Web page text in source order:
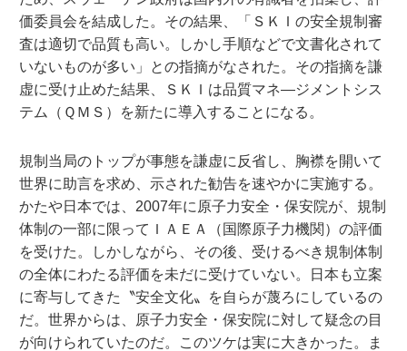
価委員会を結成した。その結果、「ＳＫＩの安全規制審
査は適切で品質も高い。しかし手順などで文書化されて
いないものが多い」との指摘がなされた。その指摘を謙
虚に受け止めた結果、ＳＫＩは品質マネ―ジメントシス
テム（ＱＭＳ）を新たに導入することになる。
規制当局のトップが事態を謙虚に反省し、胸襟を開いて
世界に助言を求め、示された勧告を速やかに実施する。
かたや日本では、2007年に原子力安全・保安院が、規制
体制の一部に限ってＩＡＥＡ（国際原子力機関）の評価
を受けた。しかしながら、その後、受けるべき規制体制
の全体にわたる評価を未だに受けていない。日本も立案
に寄与してきた〝安全文化〟を自らが蔑ろにしているの
だ。世界からは、原子力安全・保安院に対して疑念の目
が向けられていたのだ。このツケは実に大きかった。ま